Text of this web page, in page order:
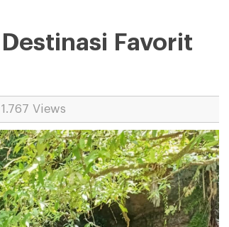
Favorit
Views